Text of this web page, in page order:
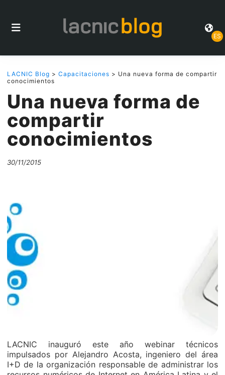
ES
LACNIC Blog > Capacitaciones > Una nueva forma de compartir
conocimientos
Una nueva forma de
compartir
conocimientos
30/11/2015
LACNIC inauguró este año webinar técnicos
impulsados por Alejandro Acosta, ingeniero del área
I+D de la organización responsable de administrar los